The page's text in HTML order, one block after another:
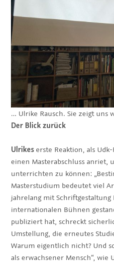
… Ulrike Rausch. Sie zeigt uns
Der Blick zurück
Ulrikes erste Reaktion, als
einen Masterabschluss anriet,
unterrichten zu können:
Masterstudium bedeutet viel
jahrelang mit
internationalen Bühnen
publiziert hat, schreckt
Umstellung, die erneutes
Warum eigentlich nicht? Und
als erwachsener Mensch“,